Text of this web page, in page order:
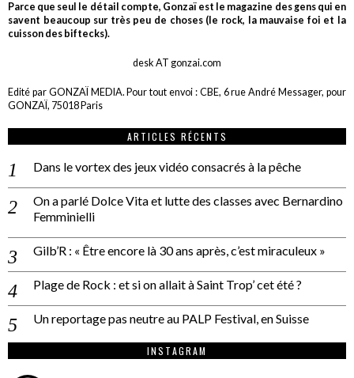
Parce que seul le détail compte, Gonzaï est le magazine des gens qui en
savent beaucoup sur très peu de choses (le rock, la mauvaise foi et la
cuisson des biftecks).
desk AT gonzai.com
Edité par GONZAÏ MEDIA. Pour tout envoi : CBE, 6 rue André Messager, pour
GONZAÏ, 75018 Paris
ARTICLES RÉCENTS
Dans le vortex des jeux vidéo consacrés à la pêche
On a parlé Dolce Vita et lutte des classes avec Bernardino
Femminielli
Gilb’R : « Être encore là 30 ans après, c’est miraculeux »
Plage de Rock : et si on allait à Saint Trop’ cet été ?
Un reportage pas neutre au PALP Festival, en Suisse
INSTAGRAM